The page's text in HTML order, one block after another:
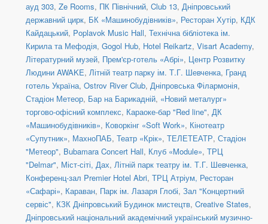
ауд 303, Ze Rooms, ПК Північний, Club 13, Дніпровський
державний цирк, БК «Машинобудівників», Ресторан Хутір, КДК
Кайдацький, Poplavok Music Hall, Технічна бібліотека ім.
Кирила та Мефодія, Gogol Hub, Hotel Reikartz, Visart Academy,
Літературний музей, Прем'єр-готель «Абрі», Центр Розвитку
Людини AWAKE, Літній театр парку ім. Т.Г. Шевченка, Гранд
готель Україна, Ostrov River Club, Дніпровська Філармонія,
Стадіон Метеор, Бар на Барикадній, «Новий металург»
торгово-офісний комплекс, Караоке-бар "Red line", ДК
«Машинобудівників», Коворкінг «Soft Work», Кінотеатр
«Супутник», МахноПАБ, Театр «Крік», ТЕЛЕТЕАТР, Стадіон
"Метеор", Bubamara Concert Hall, Клуб «Module», ТРЦ
"Delmar", Міст-сіті, Дах, Літній парк театру ім. Т.Г. Шевченка,
Конференц-зал Premier Hotel Abri, ТРЦ Атріум, Ресторан
«Сафарі», Караван, Парк ім. Лазаря Глобі, Зал "Концертний
сервіс", КЗК Дніпровський Будинок мистецтв, Creative States,
Дніпровський національний академічний український музично-